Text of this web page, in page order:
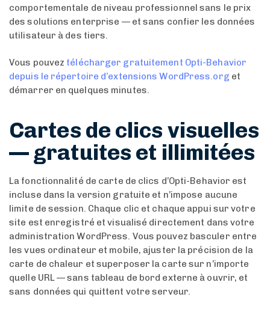
comportementale de niveau professionnel sans le prix
des solutions enterprise — et sans confier les données
utilisateur à des tiers.
Vous pouvez télécharger gratuitement Opti-Behavior
depuis le répertoire d’extensions WordPress.org et
démarrer en quelques minutes.
Cartes de clics visuelles
— gratuites et illimitées
La fonctionnalité de carte de clics d’Opti-Behavior est
incluse dans la version gratuite et n’impose aucune
limite de session. Chaque clic et chaque appui sur votre
site est enregistré et visualisé directement dans votre
administration WordPress. Vous pouvez basculer entre
les vues ordinateur et mobile, ajuster la précision de la
carte de chaleur et superposer la carte sur n’importe
quelle URL — sans tableau de bord externe à ouvrir, et
sans données qui quittent votre serveur.